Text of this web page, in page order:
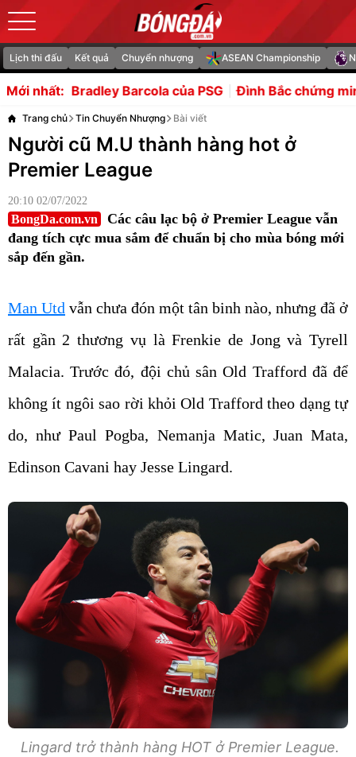
Lịch thi đấu Kết quả Chuyển nhượng ASEAN Championship
Mới nhất:
Barcola của PSG Đình Bắc chứng minh bản lĩnh sau
Trang chủ Tin Chuyển Nhượng Bài viết
Người cũ M.U thành hàng hot ở
Premier League
20:10 02/07/2022
BongDa.com.vn
Các câu lạc bộ ở Premier League vẫn
đang tích cực mua sắm để chuẩn bị cho mùa bóng mới
sắp đến gần.
Man Utd vẫn chưa đón một tân binh nào, nhưng đã ở
rất gần 2 thương vụ là Frenkie de Jong và Tyrell
Malacia. Trước đó, đội chủ sân Old Trafford đã để
không ít ngôi sao rời khỏi Old Trafford theo dạng tự
do, như Paul Pogba, Nemanja Matic, Juan Mata,
Edinson Cavani hay Jesse Lingard.
Lingard trở thành hàng HOT ở Premier League.